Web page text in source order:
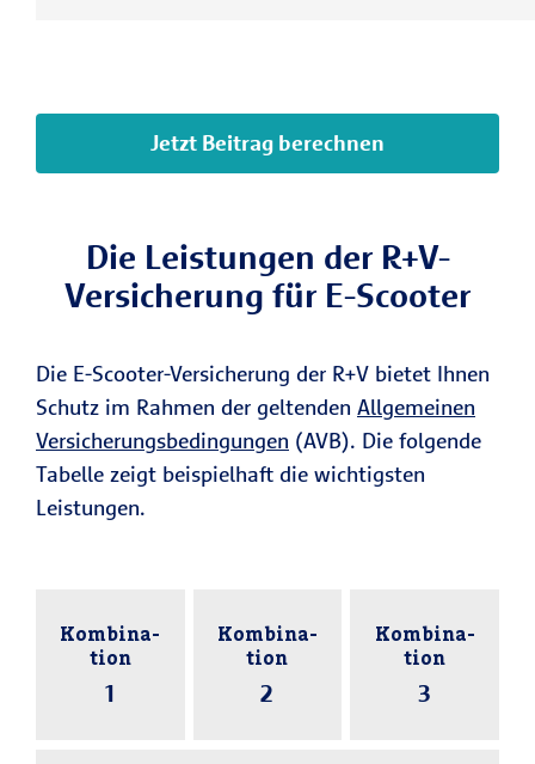
Jetzt Beitrag berechnen
Die Leistungen der R+V-
Versicherung für E-Scooter
Die E-Scooter-Versicherung der R+V bietet Ihnen
Schutz im Rahmen der geltenden Allgemeinen
Versicherungsbedingungen (AVB). Die folgende
Tabelle zeigt beispielhaft die wichtigsten
Leistungen.
Kombina­
tion
1
Kombina­
tion
2
Kombina­
tion
3